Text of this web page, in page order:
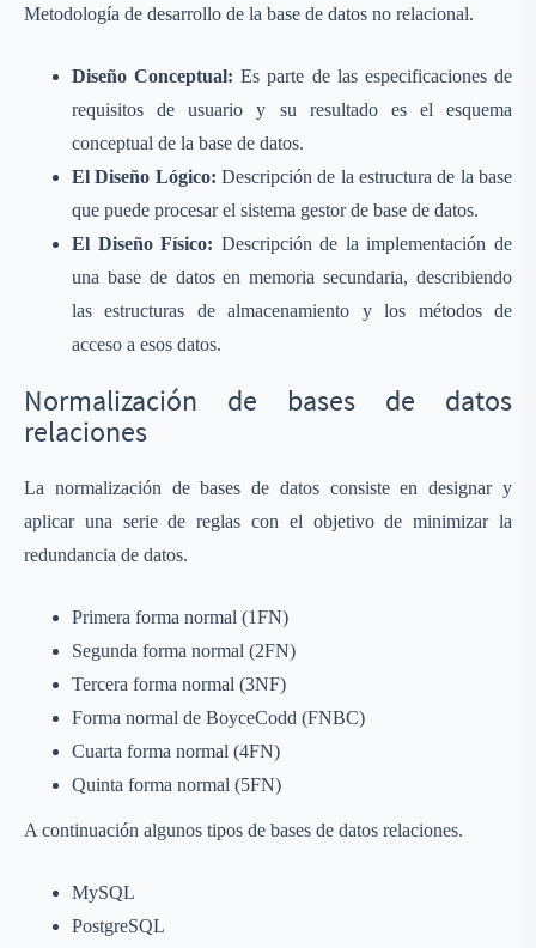
Metodología de desarrollo de la base de datos no relacional.
Diseño Conceptual:Es parte de las especificaciones de
requisitos de usuario y su resultado es el esquema
conceptual de la base de datos.
El Diseño Lógico: Descripción de la estructura de la base
que puede procesar el sistema gestor de base de datos.
El Diseño Físico: Descripción de la implementación de
una base de datos en memoria secundaria, describiendo
las estructuras de almacenamiento y los métodos de
acceso a esos datos.
Normalización de bases de datos
relaciones
La normalización de bases de datos consiste en designar y
aplicar una serie de reglas con el objetivo de minimizar la
redundancia de datos.
Primera forma normal (1FN)
Segunda forma normal (2FN)
Tercera forma normal (3NF)
Forma normal de BoyceCodd (FNBC)
Cuarta forma normal (4FN)
Quinta forma normal (5FN)
A continuación algunos tipos de bases de datos relaciones.
MySQL
PostgreSQL